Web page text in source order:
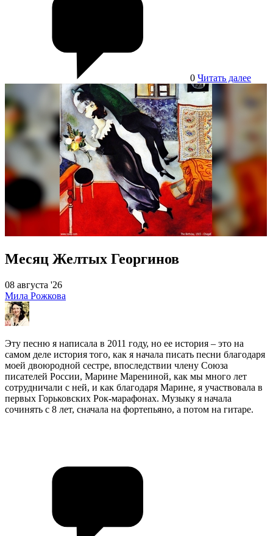
0 Читать далее
Месяц Желтых Георгинов
08 августа '26
Мила Рожкова
Эту песню я написала в 2011 году, но ее история – это на
самом деле история того, как я начала писать песни благодаря
моей двоюродной сестре, впоследствии члену Союза
писателей России, Марине Марениной, как мы много лет
сотрудничали с ней, и как благодаря Марине, я участвовала в
первых Горьковских Рок-марафонах. Музыку я начала
сочинять с 8 лет, сначала на фортепьяно, а потом на гитаре.